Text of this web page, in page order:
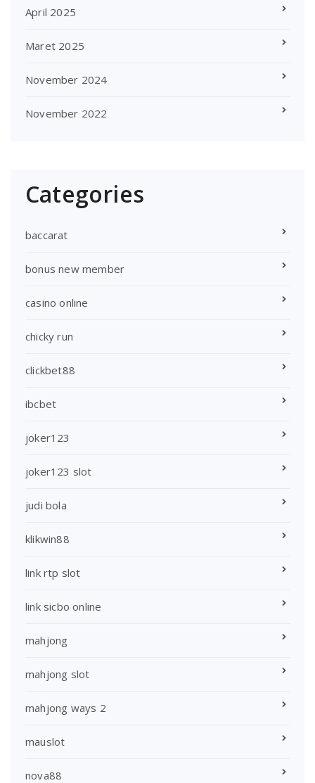
April 2025
Maret 2025
November 2024
November 2022
Categories
baccarat
bonus new member
casino online
chicky run
clickbet88
ibcbet
joker123
joker123 slot
judi bola
klikwin88
link rtp slot
link sicbo online
mahjong
mahjong slot
mahjong ways 2
mauslot
nova88